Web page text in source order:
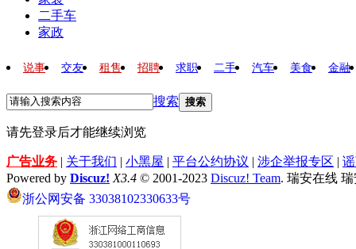
二手车
家政
说事 交友 租售 招聘 求职 二手 汽车 美食 金融
搜索 搜索
请先登录后才能继续浏览
广告业务 | 关于我们 | 小黑屋 | 平台公约协议 | 涉企举报专区 |
Powered by Discuz! X3.4 © 2001-2023 Discuz! Team. 瑞安在线
浙公网安备 33038102330633号